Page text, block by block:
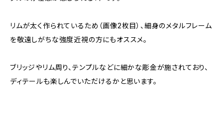
リムが太く作られているため（画像2枚目）、細身のメタルフレーム
を敬遠しがちな強度近視の方にもオススメ。
ブリッジやリム周り、テンプルなどに細かな彫金が施されており、
ディテールも楽しんでいただけるかと思います。